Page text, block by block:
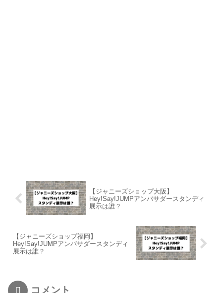
【ジャニーズショップ大阪】
Hey!Say!JUMPアンバサダースタンディ
展示は誰？
【ジャニーズショップ福岡】
Hey!Say!JUMPアンバサダースタンディ
展示は誰？
コメント